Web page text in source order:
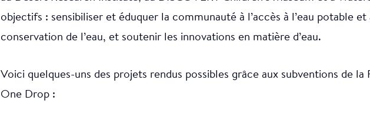
objectifs : sensibiliser et éduquer la communauté à l’accès à l’eau potable et
conservation de l’eau, et soutenir les innovations en matière d’eau.
Voici quelques-uns des projets rendus possibles grâce aux subventions de la
One Drop :